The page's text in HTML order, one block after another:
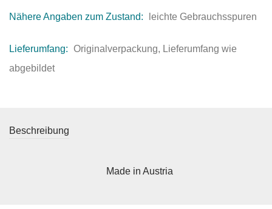
Nähere Angaben zum Zustand: leichte Gebrauchsspuren
Lieferumfang: Originalverpackung, Lieferumfang wie
abgebildet
Beschreibung
Made in Austria